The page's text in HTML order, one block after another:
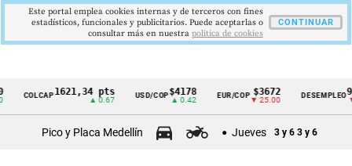
Cintillo
1621,34 pts USD/COP$4178
▲ 0.42
EUR/COP $3672
▼ 25.00
DESEMPLEO9,9 %
▼ 0.30
Pico y Placa Medellín Jueves 3 y 6 3 y 6
Este portal emplea cookies internas y de terceros con fines
estadísticos, funcionales y publicitarios. Puede aceptarlas o
consultar más en nuestra politica de cookies
CONTINUAR